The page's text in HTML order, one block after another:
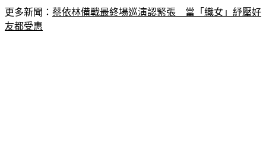
更多新聞： 蔡依林備戰最終場巡演認緊張　當「織女」紓壓好
友都受惠